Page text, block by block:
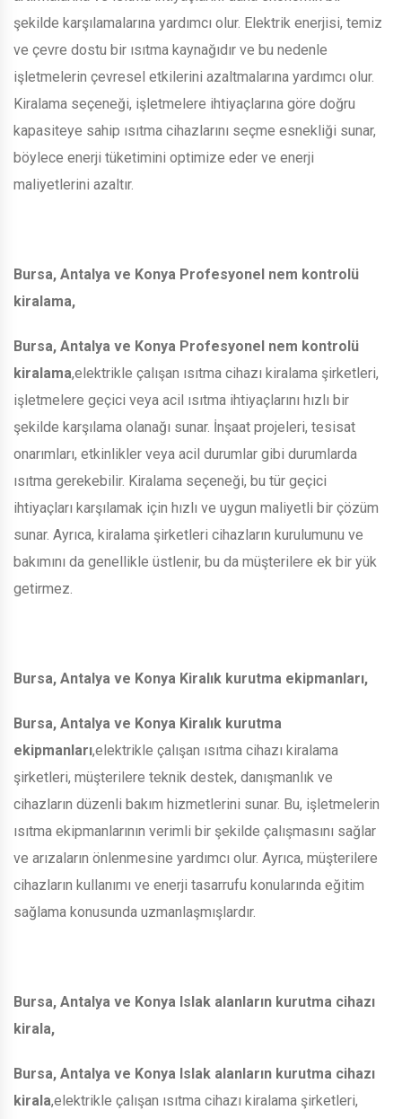
şekilde karşılamalarına yardımcı olur. Elektrik enerjisi, temiz
ve çevre dostu bir ısıtma kaynağıdır ve bu nedenle
işletmelerin çevresel etkilerini azaltmalarına yardımcı olur.
Kiralama seçeneği, işletmelere ihtiyaçlarına göre doğru
kapasiteye sahip ısıtma cihazlarını seçme esnekliği sunar,
böylece enerji tüketimini optimize eder ve enerji
maliyetlerini azaltır.
Bursa, Antalya ve Konya Profesyonel nem kontrolü
kiralama,
Bursa, Antalya ve Konya Profesyonel nem kontrolü
kiralama,elektrikle çalışan ısıtma cihazı kiralama şirketleri,
işletmelere geçici veya acil ısıtma ihtiyaçlarını hızlı bir
şekilde karşılama olanağı sunar. İnşaat projeleri, tesisat
onarımları, etkinlikler veya acil durumlar gibi durumlarda
ısıtma gerekebilir. Kiralama seçeneği, bu tür geçici
ihtiyaçları karşılamak için hızlı ve uygun maliyetli bir çözüm
sunar. Ayrıca, kiralama şirketleri cihazların kurulumunu ve
bakımını da genellikle üstlenir, bu da müşterilere ek bir yük
getirmez.
Bursa, Antalya ve Konya Kiralık kurutma ekipmanları,
Bursa, Antalya ve Konya Kiralık kurutma
ekipmanları,elektrikle çalışan ısıtma cihazı kiralama
şirketleri, müşterilere teknik destek, danışmanlık ve
cihazların düzenli bakım hizmetlerini sunar. Bu, işletmelerin
ısıtma ekipmanlarının verimli bir şekilde çalışmasını sağlar
ve arızaların önlenmesine yardımcı olur. Ayrıca, müşterilere
cihazların kullanımı ve enerji tasarrufu konularında eğitim
sağlama konusunda uzmanlaşmışlardır.
Bursa, Antalya ve Konya Islak alanların kurutma cihazı
kirala,
Bursa, Antalya ve Konya Islak alanların kurutma cihazı
kirala,elektrikle çalışan ısıtma cihazı kiralama şirketleri,